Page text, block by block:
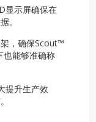
显示屏确保在
。
，确保Scout™
也能够准确称
提升生产效